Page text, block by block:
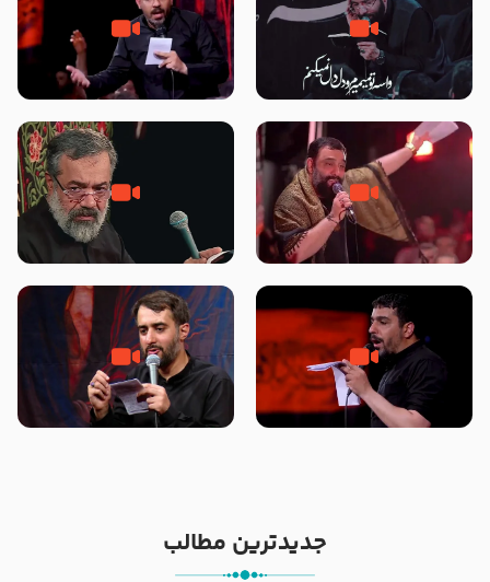
مصداق کربلا – حاج حسین سیب
سرخی
شور ، حسینا! به‌ حق زهرا «أُنْظُرْ
إِلَینا» – عزاداری شب هفتم ماه
جانا جانا ابی عبدالله – کربلایی جواد
مقدم – شب هشتم محرم 1448 –
مادر منم مثل تو خمیدم – حاج
محمود کریمی – شهادت حضرت
هیئت رایة العباس علیه السلام
تک ، عبّاس، صاحب دل‌هاست –
حاج حنیف طاهری – عزاداری شب
من غلام نوکراتم من عاشق کربلاتم
– شور زمینه – شب هفتم – محرم
جدیدترین مطالب